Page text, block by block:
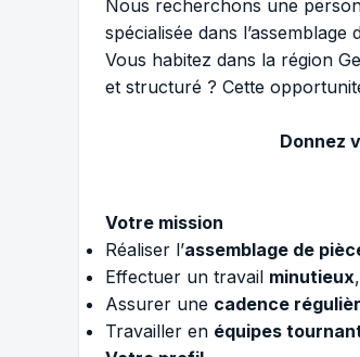
Nous recherchons une
spécialisée dans
Vous habitez dans la région
et structuré ? Cette
Donnez
Votre mission
Réaliser l’assemblage de
Effectuer un travail minutieux
Assurer une cadence
Travailler en équipes